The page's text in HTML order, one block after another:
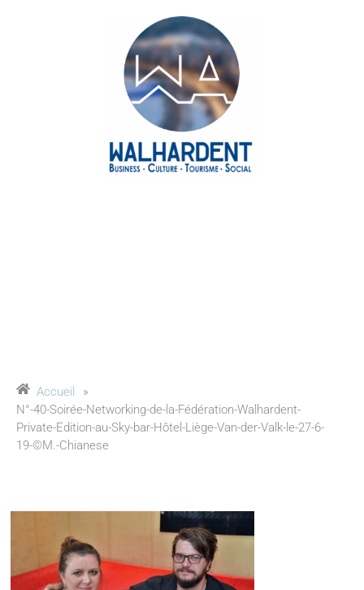
Accueil
»
N°-40-Soirée-Networking-de-la-Fédération-Walhardent-
Private-Edition-au-Sky-bar-Hôtel-Liège-Van-der-Valk-le-27-6-
19-©M.-Chianese